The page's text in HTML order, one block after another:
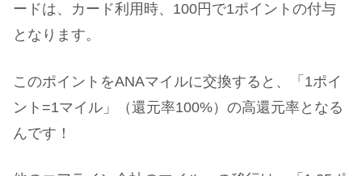
ードは、カード利用時、100円で1ポイントの付与
となります。
このポイントをANAマイルに交換すると、「1ポイ
ント=1マイル」（還元率100%）の高還元率となる
んです！